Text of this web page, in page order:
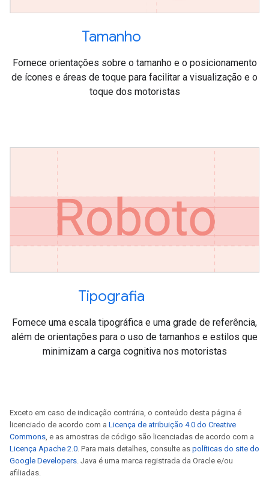
Tamanho
Fornece orientações sobre o tamanho e o posicionamento
de ícones e áreas de toque para facilitar a visualização e o
toque dos motoristas
Tipografia
Fornece uma escala tipográfica e uma grade de referência,
além de orientações para o uso de tamanhos e estilos que
minimizam a carga cognitiva nos motoristas
Exceto em caso de indicação contrária, o conteúdo desta página é
licenciado de acordo com a Licença de atribuição 4.0 do Creative
Commons , e as amostras de código são licenciadas de acordo com a
Licença Apache 2.0 . Para mais detalhes, consulte as políticas do site do
Google Developers . Java é uma marca registrada da Oracle e/ou
afiliadas.